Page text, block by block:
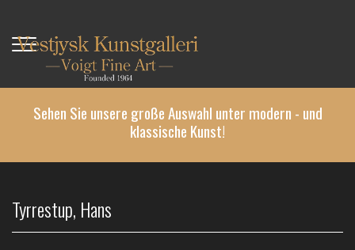
Inhalt
Sehen Sie unsere große Auswahl unter modern - und
klassische Kunst!
Tyrrestup, Hans